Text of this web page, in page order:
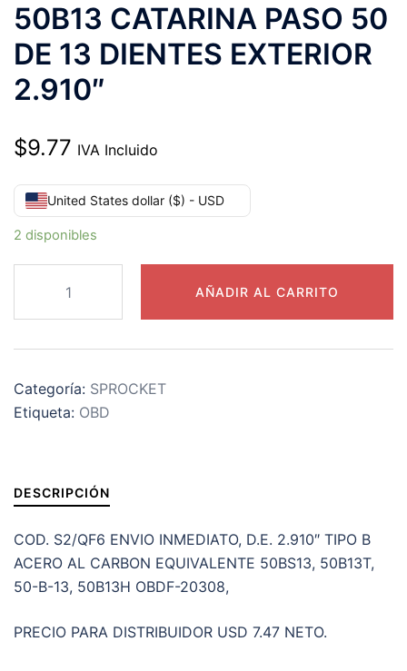
50B13 CATARINA PASO 50
DE 13 DIENTES EXTERIOR
2.910″
$9.77 IVA Incluido
United States dollar ($) - USD
2 disponibles
CATARINA
PASO
50
13
DIENTES
cantidad
AÑADIR AL CARRITO
Categoría: SPROCKET
Etiqueta: OBD
DESCRIPCIÓN
COD. S2/QF6 ENVIO INMEDIATO, D.E. 2.910″ TIPO B
ACERO AL CARBON EQUIVALENTE 50BS13, 50B13T,
50-B-13, 50B13H OBDF-20308,
PRECIO PARA DISTRIBUIDOR USD 7.47 NETO.